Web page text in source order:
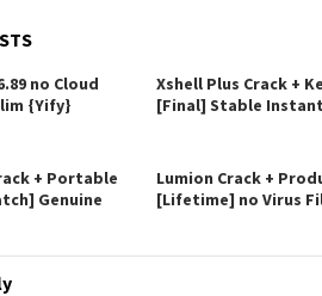
no Cloud
{Yify}
Xshell Plus Crack +
[Final] Stable Instant
+ Portable
Genuine
Lumion Crack +
[Lifetime] no Virus